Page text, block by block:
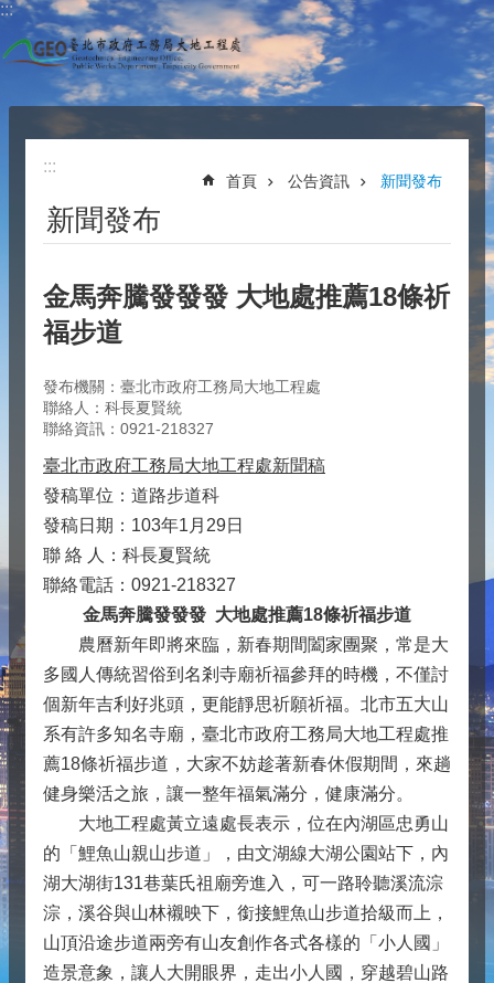
跳到主要內容區塊
:::
:::
首頁 公告資訊 新聞發布
新聞發布
金馬奔騰發發發 大地處推薦18條祈
福步道
發布機關：臺北市政府工務局大地工程處
聯絡人：科長夏賢統
聯絡資訊：0921-218327
臺北市政府工務局大地工程處新聞稿
發稿單位：道路步道科
發稿日期：103年1月29日
聯 絡 人：科長夏賢統
聯絡電話：0921-218327
金馬奔騰發發發 大地處推薦18條祈福步道
農曆新年即將來臨，新春期間闔家團聚，常是大
多國人傳統習俗到名剎寺廟祈福參拜的時機，不僅討
個新年吉利好兆頭，更能靜思祈願祈福。北市五大山
系有許多知名寺廟，臺北市政府工務局大地工程處推
薦18條祈福步道，大家不妨趁著新春休假期間，來趟
健身樂活之旅，讓一整年福氣滿分，健康滿分。
大地工程處黃立遠處長表示，位在內湖區忠勇山
的「鯉魚山親山步道」，由文湖線大湖公園站下，內
湖大湖街131巷葉氏祖廟旁進入，可一路聆聽溪流淙
淙，溪谷與山林襯映下，銜接鯉魚山步道拾級而上，
山頂沿途步道兩旁有山友創作各式各樣的「小人國」
造景意象，讓人大開眼界，走出小人國，穿越碧山路